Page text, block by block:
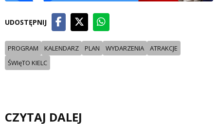
UDOSTĘPNIJ
PROGRAM KALENDARZ PLAN WYDARZENIA
ATRAKCJE
ŚWIęTO KIELC
CZYTAJ DALEJ